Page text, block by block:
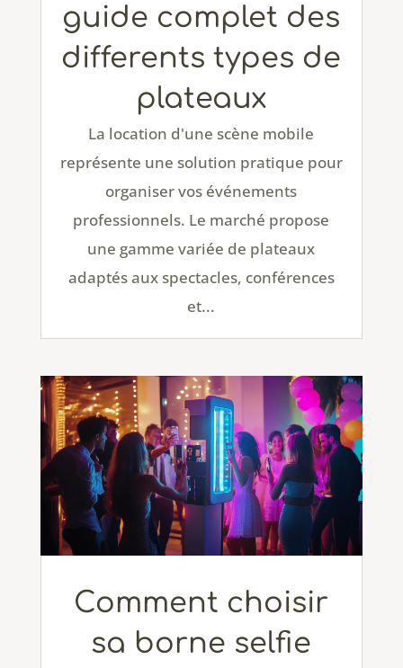
guide complet des
differents types de
plateaux
La location d'une scène mobile
représente une solution pratique pour
organiser vos événements
professionnels. Le marché propose
une gamme variée de plateaux
adaptés aux spectacles, conférences
et...
Comment choisir
sa borne selfie